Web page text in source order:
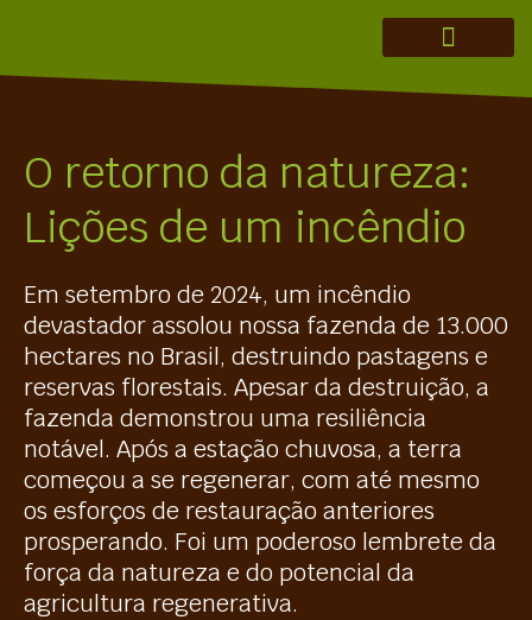
O retorno da natureza:
Lições de um incêndio
Em setembro de 2024, um incêndio
devastador assolou nossa fazenda de 13.000
hectares no Brasil, destruindo pastagens e
reservas florestais. Apesar da destruição, a
fazenda demonstrou uma resiliência
notável. Após a estação chuvosa, a terra
começou a se regenerar, com até mesmo
os esforços de restauração anteriores
prosperando. Foi um poderoso lembrete da
força da natureza e do potencial da
agricultura regenerativa.